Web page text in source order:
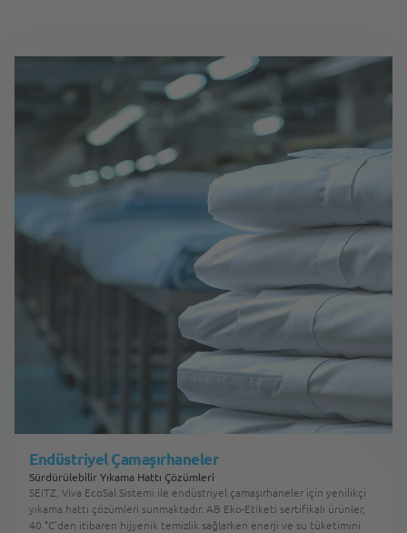
Endüstriyel Çamaşırhaneler
Sürdürülebilir Yıkama Hattı Çözümleri
SEITZ, Viva EcoSal Sistemi ile endüstriyel çamaşırhaneler için yenilikçi
yıkama hattı çözümleri sunmaktadır. AB Eko-Etiketi sertifikalı ürünler,
40 °C'den itibaren hijyenik temizlik sağlarken enerji ve su tüketimini